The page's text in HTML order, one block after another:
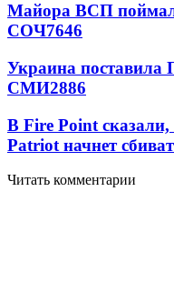
Майора ВСП
СОЧ7646
Украина поставила
СМИ2886
В Fire Point
Patriot начнет
Читать комментарии